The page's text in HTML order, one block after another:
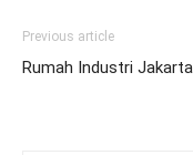
Previous article
Rumah Industri Jakarta